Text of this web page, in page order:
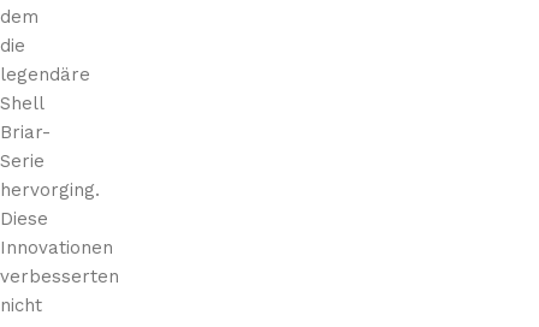
dem
die
legendäre
Shell
Briar-
Serie
hervorging.
Diese
Innovationen
verbesserten
nicht